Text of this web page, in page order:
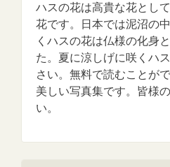
ハスの花は高貴な花とし
花です。日本では泥沼の
くハスの花は仏様の化身
た。夏に涼しげに咲くハ
さい。無料で読むことが
美しい写真集です。皆様
い。